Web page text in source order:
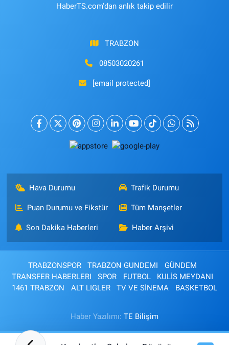
HaberTS.com'dan anlık takip edilir
TRABZON
08503020261
[email protected]
Hava Durumu Trafik Durumu
Puan Durumu ve Fikstür Tüm Manşetler
Son Dakika Haberleri Haber Arşivi
TRABZONSPOR TRABZON GUNDEMI
GÜNDEM
TRANSFER HABERLERI
SPOR FUTBOL
KULİS MEYDANI
1461 TRABZON
ALT LIGLER TV VE SİNEMA BASKETBOL
Haber Yazılımı: TE Bilişim